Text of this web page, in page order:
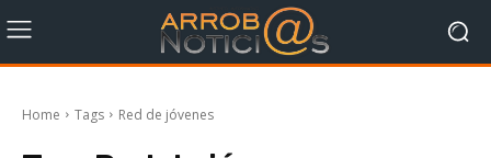
Home Tags Red de jóvenes